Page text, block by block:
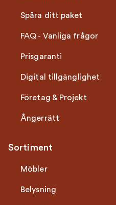
Spåra ditt paket
FAQ - Vanliga frågor
Prisgaranti
Digital tillgänglighet
Företag & Projekt
Ångerrätt
Sortiment
Möbler
Belysning